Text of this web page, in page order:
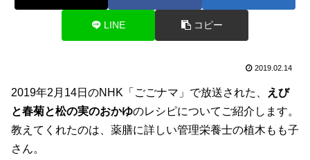
LINE コピー
2019.02.14
2019年2月14日のNHK「ごごナマ」で放送された、
えび
と春菊と松の実のおかゆのレシピについてご紹介します。
教えてくれたのは、薬膳に詳しい管理栄養士の植木もも子
さん。